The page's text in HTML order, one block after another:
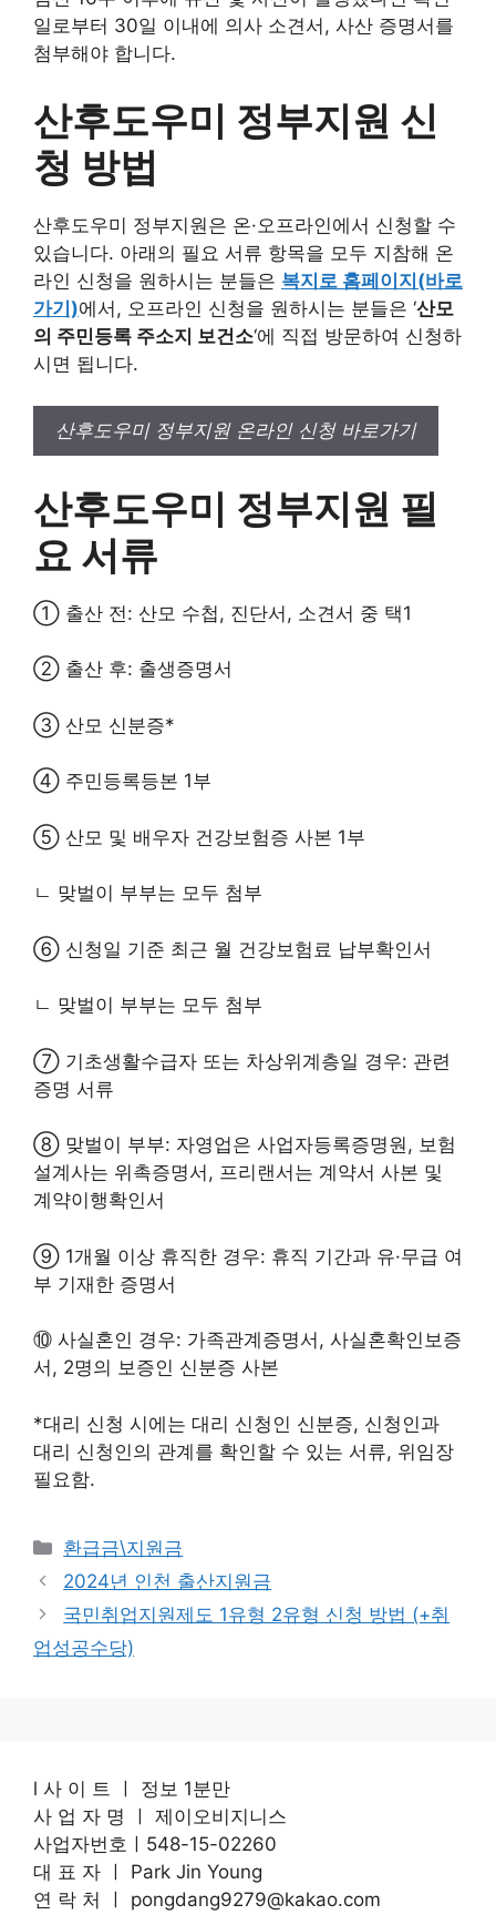
일로부터 30일 이내에 의사 소견서, 사산 증명서를
첨부해야 합니다.
산후도우미 정부지원 신
청 방법
산후도우미 정부지원은 온·오프라인에서 신청할 수
있습니다. 아래의 필요 서류 항목을 모두 지참해 온
라인 신청을 원하시는 분들은 복지로 홈페이지(바로
가기)에서, 오프라인 신청을 원하시는 분들은 ‘산모
의 주민등록 주소지 보건소‘에 직접 방문하여 신청하
시면 됩니다.
산후도우미 정부지원 온라인 신청 바로가기
산후도우미 정부지원 필
요 서류
① 출산 전: 산모 수첩, 진단서, 소견서 중 택1
② 출산 후: 출생증명서
③ 산모 신분증*
④ 주민등록등본 1부
⑤ 산모 및 배우자 건강보험증 사본 1부
ㄴ 맞벌이 부부는 모두 첨부
⑥ 신청일 기준 최근 월 건강보험료 납부확인서
ㄴ 맞벌이 부부는 모두 첨부
⑦ 기초생활수급자 또는 차상위계층일 경우: 관련
증명 서류
⑧ 맞벌이 부부: 자영업은 사업자등록증명원, 보험
설계사는 위촉증명서, 프리랜서는 계약서 사본 및
계약이행확인서
⑨ 1개월 이상 휴직한 경우: 휴직 기간과 유·무급 여
부 기재한 증명서
⑩ 사실혼인 경우: 가족관계증명서, 사실혼확인보증
서, 2명의 보증인 신분증 사본
*대리 신청 시에는 대리 신청인 신분증, 신청인과
대리 신청인의 관계를 확인할 수 있는 서류, 위임장
필요함.
Categories
환급금\지원금
2024년 인천 출산지원금
국민취업지원제도 1유형 2유형 신청 방법 (+취
업성공수당)
l 사 이 트 ㅣ 정보 1분만
사 업 자 명 ㅣ 제이오비지니스
사업자번호ㅣ548-15-02260
대 표 자 ㅣ Park Jin Young
연 락 처 ㅣ pongdang9279@kakao.com